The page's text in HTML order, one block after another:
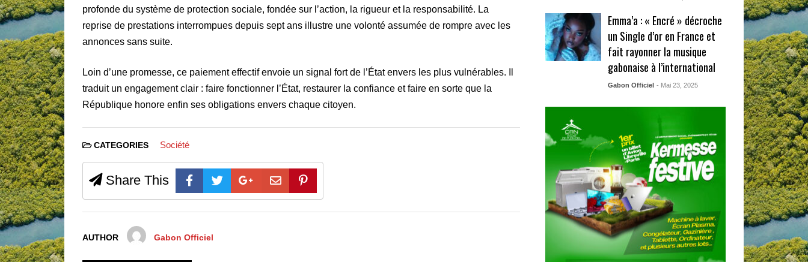
profonde du système de protection sociale, fondée sur l’action, la rigueur et la responsabilité. La
reprise de prestations interrompues depuis sept ans illustre une volonté assumée de rompre avec les
annonces sans suite.
Loin d’une promesse, ce paiement effectif envoie un signal fort de l’État envers les plus vulnérables. Il
traduit un engagement clair : faire fonctionner l’État, restaurer la confiance et faire en sorte que la
République honore enfin ses obligations envers chaque citoyen.
CATEGORIES Société
Share This
AUTHOR Gabon Officiel
Emma’a : « Encré » décroche
un Single d’or en France et
fait rayonner la musique
gabonaise à l’international
Gabon Officiel - Mai 23, 2025